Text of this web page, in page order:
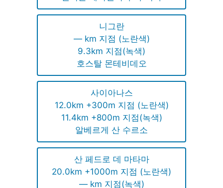
니그란
— km 지점 (노란색)
9.3km 지점(녹색)
호스탈 몬테비데오
사이아나스
12.0km +300m 지점 (노란색)
11.4km +800m 지점(녹색)
알베르게 산 수르소
산 페드로 데 마타마
20.0km +1000m 지점 (노란색)
— km 지점(녹색)